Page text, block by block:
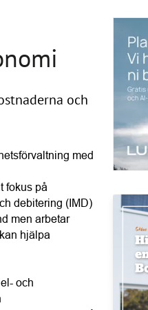
och
med
fokus på
debitering (IMD)
men arbetar
hjälpa
och